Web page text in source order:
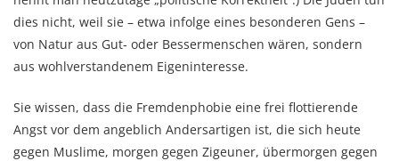
dies nicht, weil sie – etwa infolge eines besonderen Gens –
von Natur aus Gut- oder Bessermenschen wären, sondern
aus wohlverstandenem Eigeninteresse.
Sie wissen, dass die Fremdenphobie eine frei flottierende
Angst vor dem angeblich Andersartigen ist, die sich heute
gegen Muslime, morgen gegen Zigeuner, übermorgen gegen